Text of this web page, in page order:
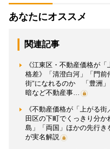
あなたにオススメ
関連記事
《江東区・不動産価格が
格差》「清澄白河」「門前
街”になれるのか 「豊洲
暗など不動産事…
《不動産価格が「上がる
田区の下町でくっきり分
島」「両国」ほかの先行き
が実名解説